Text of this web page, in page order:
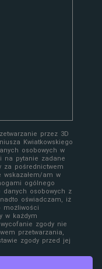
przez 3D
Kwiatkowskiego
osobowych w
na pytanie zadane
za pośrednictwem
wskazałem/am w
ogólnego
danych osobowych z
oświadczam, iż
możliwości
w każdym
zgody nie
przetwarzania,
zgody przed jej